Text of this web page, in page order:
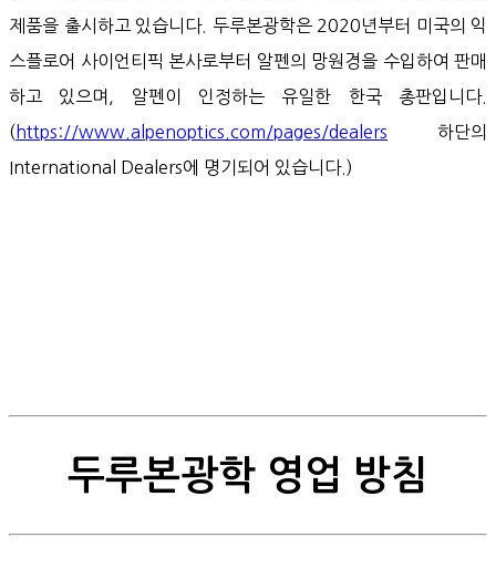
제품을 출시하고 있습니다. 두루본광학은 2020년부터 미국의 익
스플로어 사이언티픽 본사로부터 알펜의 망원경을 수입하여 판매
하고 있으며, 알펜이 인정하는 유일한 한국 총판입니다.
( https://www.alpenoptics.com/pages/dealers 하단의
International Dealers에 명기되어 있습니다.)
두루본광학 영업 방침